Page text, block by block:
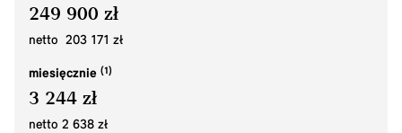
249 900 zł
netto 203 171 zł
miesięcznie
3 244 zł
netto 2 638 zł